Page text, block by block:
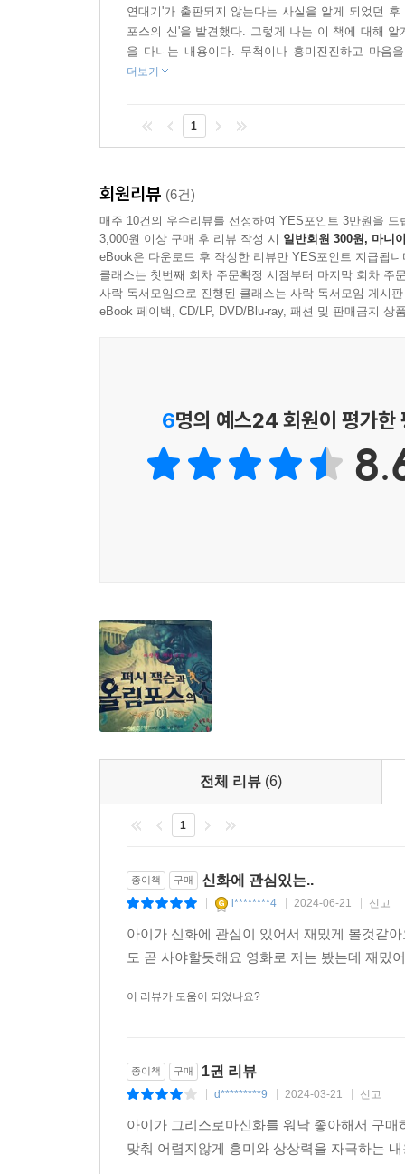
손에서 책을 떼려야 뗄 수 없게 만드는 마력이 있습
연대기'가 출판되지 않는다는 사실을 알게 되었던
포스의 신'을 발견했다. 그렇게 나는 이 책에 대해
을 다니는 내용이다. 무척이나 흥미진진하고 마음
더보기
1
회원리뷰 (6건)
매주 10건의 우수리뷰를 선정하여 YES포인트 3만원을 드
3,000원 이상 구매 후 리뷰 작성 시 일반회원 300원, 마니
eBook은 다운로드 후 작성한 리뷰만 YES포인트 지급됩니
클래스는 첫번째 회차 주문확정 시점부터 마지막 회차 주
사락 독서모임으로 진행된 클래스는 사락 독서모임 게시
eBook 페이백, CD/LP, DVD/Blu-ray, 패션 및 판매금지 상
6명의 예스24 회원이 평가한
전체 리뷰 (6)
1
종이책 구매 신화에 관심있는..
l********4 2024-06-21 신고
아이가 신화에 관심이 있어서 재밌게 볼것같
도 곧 사야할듯해요 영화로 저는 봤는데 재밌
이 리뷰가 도움이 되었나요?
종이책 구매 1권 리뷰
d*********9 2024-03-21 신고
아이가 그리스로마신화를 워낙 좋아해서 구
맞춰 어렵지않게 흥미와 상상력을 자극하는